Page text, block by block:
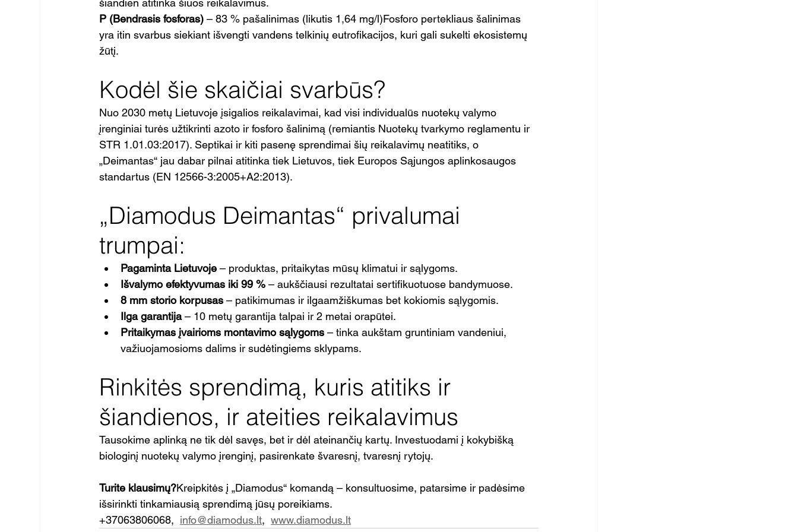
P (Bendrasis fosforas) – 83 % pašalinimas (likutis 1,64 mg/l)Fosforo pertekliaus šalinimas
yra itin svarbus siekiant išvengti vandens telkinių eutrofikacijos, kuri gali sukelti ekosistemų
žūtį.
Kodėl šie skaičiai svarbūs?
Nuo 2030 metų Lietuvoje įsigalios reikalavimai, kad visi individualūs nuotekų valymo
įrenginiai turės užtikrinti azoto ir fosforo šalinimą (remiantis Nuotekų tvarkymo reglamentu ir
STR 1.01.03:2017). Septikai ir kiti pasenę sprendimai šių reikalavimų neatitiks, o
„Deimantas“ jau dabar pilnai atitinka tiek Lietuvos, tiek Europos Sąjungos aplinkosaugos
standartus (EN 12566-3:2005+A2:2013).
„Diamodus Deimantas“ privalumai
trumpai:
Pagaminta Lietuvoje – produktas, pritaikytas mūsų klimatui ir sąlygoms.
Išvalymo efektyvumas iki 99 % – aukščiausi rezultatai sertifikuotuose bandymuose.
8 mm storio korpusas – patikimumas ir ilgaamžiškumas bet kokiomis sąlygomis.
Ilga garantija – 10 metų garantija talpai ir 2 metai orapūtei.
Pritaikymas įvairioms montavimo sąlygoms – tinka aukštam gruntiniam vandeniui,
važiuojamosioms dalims ir sudėtingiems sklypams.
Rinkitės sprendimą, kuris atitiks ir
šiandienos, ir ateities reikalavimus
Tausokime aplinką ne tik dėl savęs, bet ir dėl ateinančių kartų. Investuodami į kokybišką
biologinį nuotekų valymo įrenginį, pasirenkate švaresnį, tvaresnį rytojų.
Turite klausimų?Kreipkitės į „Diamodus“ komandą – konsultuosime, patarsime ir padėsime
išsirinkti tinkamiausią sprendimą jūsų poreikiams.
+37063806068, info@diamodus.lt, www.diamodus.lt